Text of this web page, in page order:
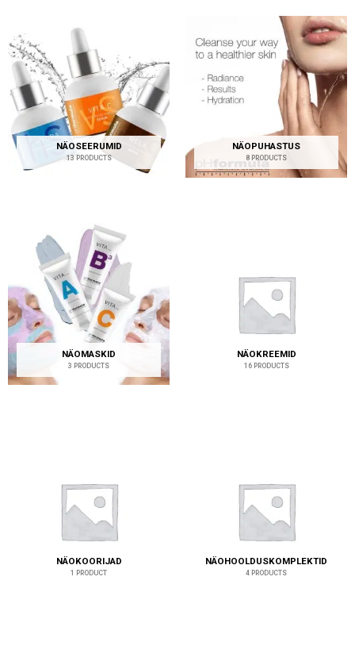
NÄOSEERUMID
13 PRODUCTS
NÄOPUHASTUS
8 PRODUCTS
NÄOMASKID
3 PRODUCTS
NÄOKREEMID
16 PRODUCTS
NÄOKOORIJAD
1 PRODUCT
NÄOHOOLDUSKOMPLEKTID
4 PRODUCTS